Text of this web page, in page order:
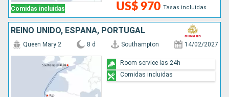
Comidas incluidas US$ 970 Tasas incluidas
REINO UNIDO, ESPAÑA, PORTUGAL
Queen Mary 2 8 d Southampton 14/02/2027
Room service las 24h
Comidas incluidas